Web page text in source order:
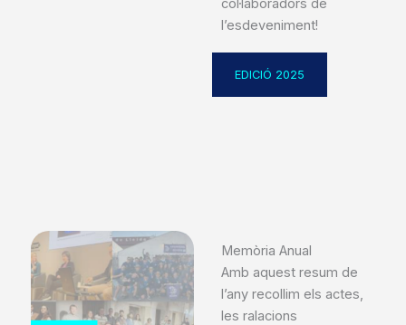
col·laboradors de
l’esdeveniment!
EDICIÓ 2025
Memòria Anual
Amb aquest resum de
l’any recollim els actes,
les ralacions